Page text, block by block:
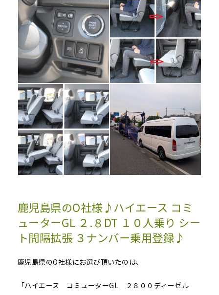
鹿児島県のO社様♪ハイエース コミ
ューターGL ２.８DT １０人乗り シー
ト間隔拡張 ３ナンバー乗用登録♪
鹿児島県のO社様にお選び頂いたのは、
「ハイエース コミューターGL ２８００ディーゼル